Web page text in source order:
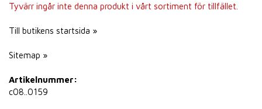
Tyvärr ingår inte denna produkt i vårt sortiment för tillfället.
Till butikens startsida »
Sitemap »
Artikelnummer:
c08..0159